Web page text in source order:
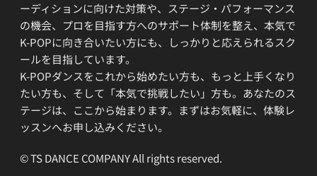
ーディションに向けた対策や、ステージ・パフォーマンス
の機会、プロを目指す方へのサポート体制を整え、本気で
K-POPに向き合いたい方にも、しっかりと応えられるスク
ールを目指しています。
K-POPダンスをこれから始めたい方も、もっと上手くなり
たい方も、そして「本気で挑戦したい」方も。あなたのス
テージは、ここから始まります。まずはお気軽に、体験レ
ッスンへお申し込みください。
© TS DANCE COMPANY All rights reserved.